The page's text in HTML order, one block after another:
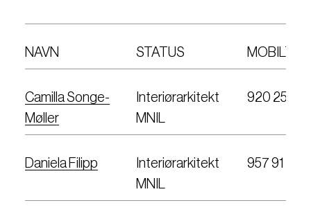
NAVN STATUS
Camilla Songe-
Møller
Interiørarkitekt
MNIL
920 25 550
Daniela Filipp
Interiørarkitekt
MNIL
957 91 720